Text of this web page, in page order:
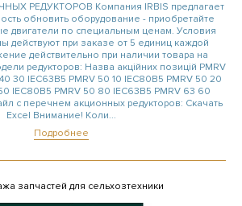
РЕДУКТОРОВ Компания IRBIS предлагает
обновить оборудование - приобретайте
по специальным ценам. Условия
действуют при заказе от 5 единиц каждой
действительно при наличии товара на
редукторов: Назва акційних позицій PMRV
30 IEC63B5 PMRV 50 10 IEC80B5 PMRV 50 20
IEC80B5 PMRV 50 80 IEC63B5 PMRV 63 60
с перечнем акционных редукторов: Скачать
Excel Внимание! Коли...
Подробнее
запчастей для сельхозтехники